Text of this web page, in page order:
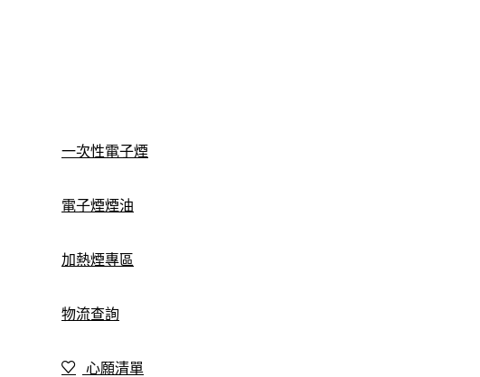
一次性電子煙
電子煙煙油
加熱煙專區
物流查詢
心願清單